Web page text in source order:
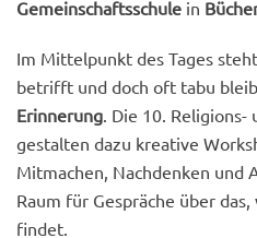
Gemeinschaftsschule in
Im Mittelpunkt des Tages
betrifft und doch oft tabu
Erinnerung. Die 10. Religions-
gestalten dazu kreative
Mitmachen, Nachdenken und
Raum für Gespräche über
findet.